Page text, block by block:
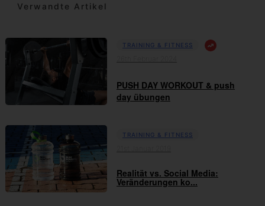
Verwandte Artikel
TRAINING & FITNESS
PUSH DAY WORKOUT & push
day übungen
TRAINING & FITNESS
Realität vs. Social Media:
Veränderungen ko...